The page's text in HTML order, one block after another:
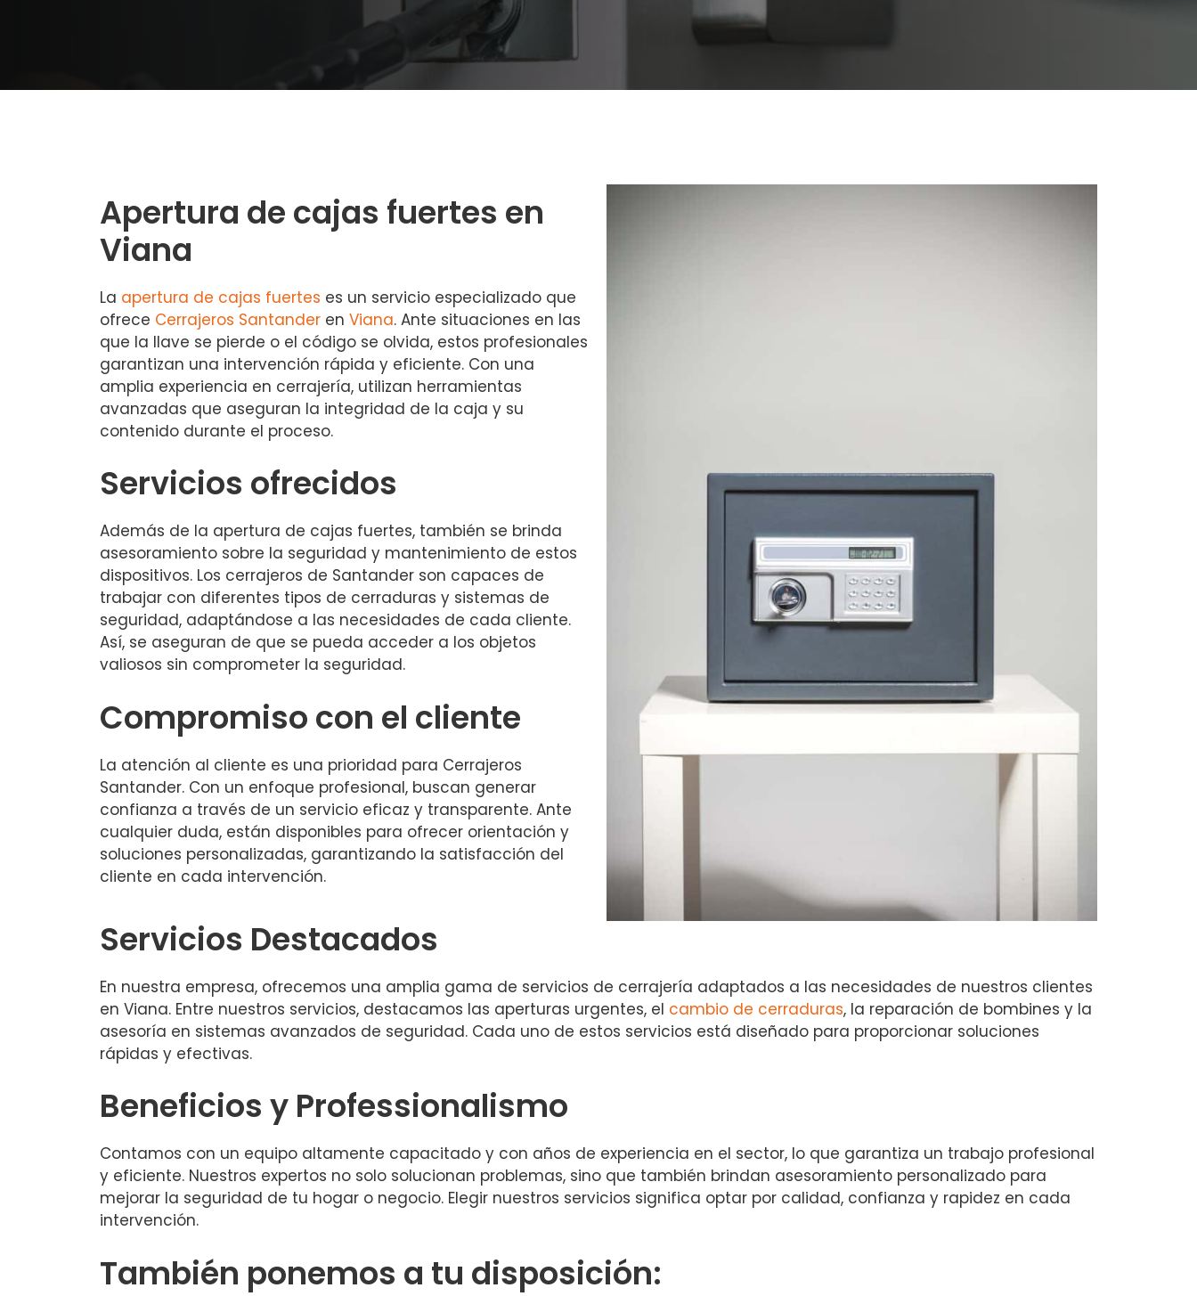
Apertura de cajas fuertes en
Viana
La apertura de cajas fuertes es un servicio especializado que
ofrece Cerrajeros Santander en Viana. Ante situaciones en las
que la llave se pierde o el código se olvida, estos profesionales
garantizan una intervención rápida y eficiente. Con una
amplia experiencia en cerrajería, utilizan herramientas
avanzadas que aseguran la integridad de la caja y su
contenido durante el proceso.
Servicios ofrecidos
Además de la apertura de cajas fuertes, también se brinda
asesoramiento sobre la seguridad y mantenimiento de estos
dispositivos. Los cerrajeros de Santander son capaces de
trabajar con diferentes tipos de cerraduras y sistemas de
seguridad, adaptándose a las necesidades de cada cliente.
Así, se aseguran de que se pueda acceder a los objetos
valiosos sin comprometer la seguridad.
Compromiso con el cliente
La atención al cliente es una prioridad para Cerrajeros
Santander. Con un enfoque profesional, buscan generar
confianza a través de un servicio eficaz y transparente. Ante
cualquier duda, están disponibles para ofrecer orientación y
soluciones personalizadas, garantizando la satisfacción del
cliente en cada intervención.
Servicios Destacados
En nuestra empresa, ofrecemos una amplia gama de servicios de cerrajería adaptados a las necesidades de nuestros clientes
en Viana. Entre nuestros servicios, destacamos las aperturas urgentes, el cambio de cerraduras, la reparación de bombines y la
asesoría en sistemas avanzados de seguridad. Cada uno de estos servicios está diseñado para proporcionar soluciones
rápidas y efectivas.
Beneficios y Professionalismo
Contamos con un equipo altamente capacitado y con años de experiencia en el sector, lo que garantiza un trabajo profesional
y eficiente. Nuestros expertos no solo solucionan problemas, sino que también brindan asesoramiento personalizado para
mejorar la seguridad de tu hogar o negocio. Elegir nuestros servicios significa optar por calidad, confianza y rapidez en cada
intervención.
También ponemos a tu disposición: